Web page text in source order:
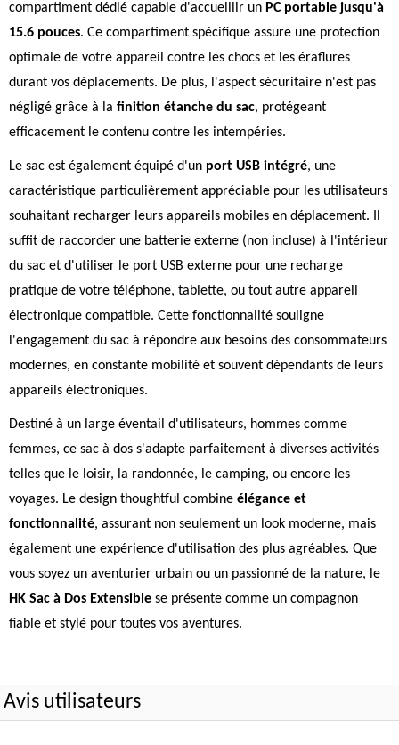
compartiment dédié capable d'accueillir un PC portable jusqu'à
15.6 pouces. Ce compartiment spécifique assure une protection
optimale de votre appareil contre les chocs et les éraflures
durant vos déplacements. De plus, l'aspect sécuritaire n'est pas
négligé grâce à la finition étanche du sac, protégeant
efficacement le contenu contre les intempéries.
Le sac est également équipé d'un port USB intégré, une
caractéristique particulièrement appréciable pour les utilisateurs
souhaitant recharger leurs appareils mobiles en déplacement. Il
suffit de raccorder une batterie externe (non incluse) à l'intérieur
du sac et d'utiliser le port USB externe pour une recharge
pratique de votre téléphone, tablette, ou tout autre appareil
électronique compatible. Cette fonctionnalité souligne
l'engagement du sac à répondre aux besoins des consommateurs
modernes, en constante mobilité et souvent dépendants de leurs
appareils électroniques.
Destiné à un large éventail d'utilisateurs, hommes comme
femmes, ce sac à dos s'adapte parfaitement à diverses activités
telles que le loisir, la randonnée, le camping, ou encore les
voyages. Le design thoughtful combine élégance et
fonctionnalité, assurant non seulement un look moderne, mais
également une expérience d'utilisation des plus agréables. Que
vous soyez un aventurier urbain ou un passionné de la nature, le
HK Sac à Dos Extensible se présente comme un compagnon
fiable et stylé pour toutes vos aventures.
Avis utilisateurs